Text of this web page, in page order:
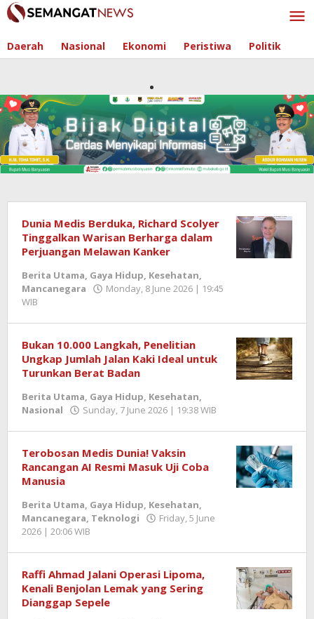
Skip
to
Daerah Nasional Ekonomi Peristiwa Politik
Dunia Medis Berduka, Richard Scolyer
Tinggalkan Warisan Berharga dalam
Perjuangan Melawan Kanker
Berita Utama, Gaya Hidup, Kesehatan,
Mancanegara
Monday, 8 June 2026 | 19:45
WIB
Bukan 10.000 Langkah, Penelitian
Ungkap Jumlah Jalan Kaki Ideal untuk
Turunkan Berat Badan
Berita Utama, Gaya Hidup, Kesehatan,
Nasional
Sunday, 7 June 2026 | 19:38 WIB
Terobosan Medis Dunia! Vaksin
Rancangan AI Resmi Masuk Uji Coba
Manusia
Berita Utama, Gaya Hidup, Kesehatan,
Mancanegara, Teknologi
Friday, 5 June
2026 | 20:06 WIB
Raffi Ahmad Jalani Operasi Lipoma,
Kenali Benjolan Lemak yang Sering
Dianggap Sepele